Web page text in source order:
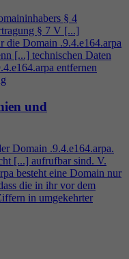
§ 4
§ 7 V [...]
die Domain .9.4.e164.arpa
[...] technischen Daten
4.e164.arpa entfernen
und
Domain .9.4.e164.arpa.
[...] aufrufbar sind. V.
besteht eine Domain nur
die in ihr vor dem
in umgekehrter